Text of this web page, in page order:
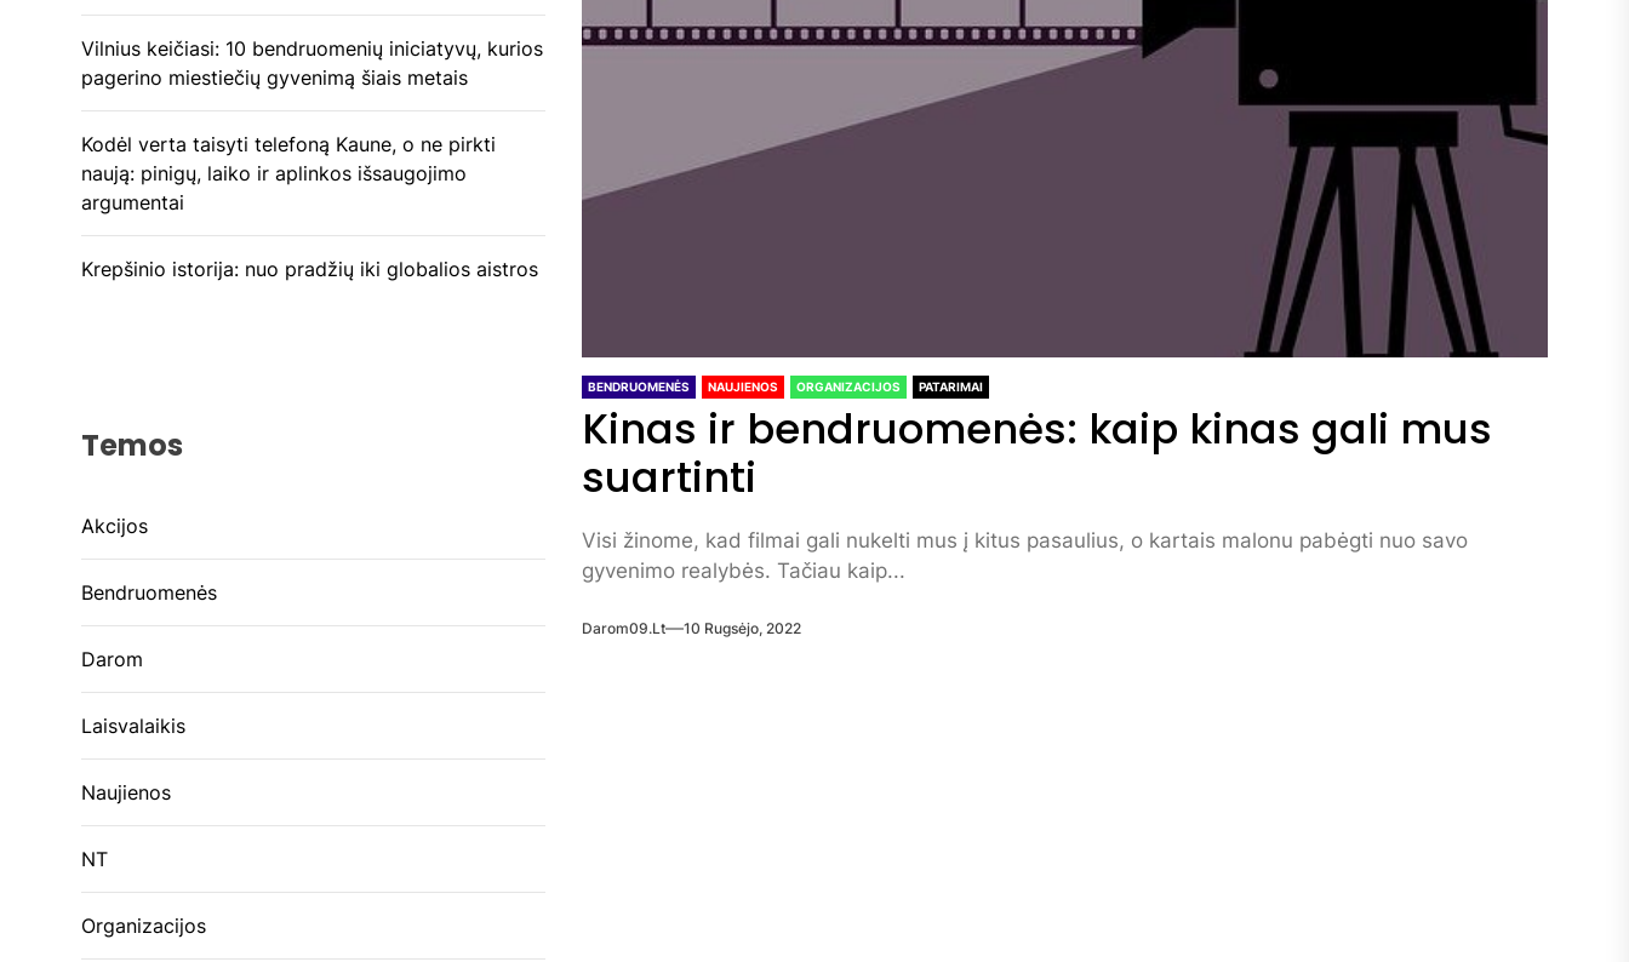
BENDRUOMENĖS NAUJIENOS ORGANIZACIJOS PATARIMAI
Kinas ir bendruomenės: kaip kinas gali mus
suartinti
Visi žinome, kad filmai gali nukelti mus į kitus pasaulius, o kartais malonu pabėgti nuo savo
gyvenimo realybės. Tačiau kaip...
Darom09.lt 10 Rugsėjo, 2022
Vilnius keičiasi: 10 bendruomenių iniciatyvų, kurios
pagerino miestiečių gyvenimą šiais metais
Kodėl verta taisyti telefoną Kaune, o ne pirkti
naują: pinigų, laiko ir aplinkos išsaugojimo
argumentai
Krepšinio istorija: nuo pradžių iki globalios aistros
Temos
Akcijos
Bendruomenės
Darom
Laisvalaikis
Naujienos
NT
Organizacijos